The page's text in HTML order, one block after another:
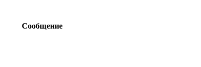
Сообщение